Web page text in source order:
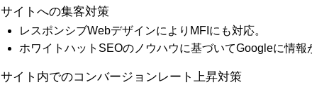
サイトへの集客対策
レスポンシブWebデザインによりMFIにも対応。
ホワイトハットSEOのノウハウに基づいてGoogleに情報
サイト内でのコンバージョンレート上昇対策